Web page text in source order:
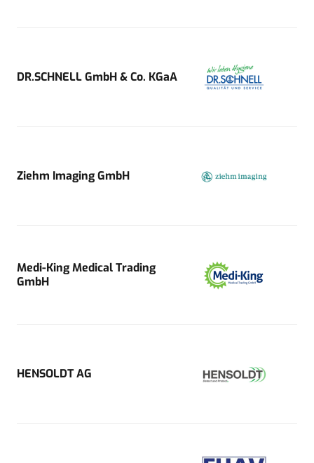
DR.SCHNELL GmbH & Co. KGaA
Ziehm Imaging GmbH
Medi-King Medical Trading
GmbH
HENSOLDT AG